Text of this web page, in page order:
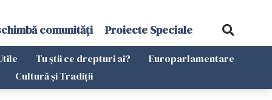
comunități Proiecte Speciale
Tu știi ce drepturi ai?
Europarlamentare
Cultură și Tradiții